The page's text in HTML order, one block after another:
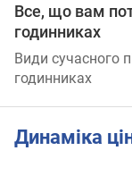
Все, що вам
годинниках
Види сучасного
годинниках
Динаміка